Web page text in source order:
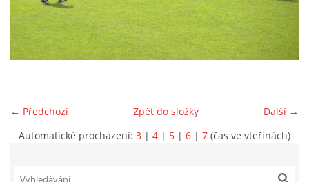
MLADŠÍ ŽÁCI
STARŠÍ PŘÍPRAVKA R 2012 + 2013
← Předchozí Další →
Zpět do složky
Automatické procházení: 3 | 4 | 5 | 6 | 7 (čas ve vteřinách)